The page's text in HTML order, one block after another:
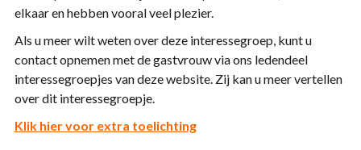
elkaar en hebben vooral veel plezier.
Als u meer wilt weten over deze interessegroep, kunt u
contact opnemen met de gastvrouw via ons ledendeel
interessegroepjes van deze website. Zij kan u meer vertellen
over dit interessegroepje.
Klik hier voor extra toelichting